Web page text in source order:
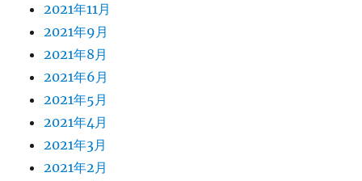
2021年11月
2021年9月
2021年8月
2021年6月
2021年5月
2021年4月
2021年3月
2021年2月